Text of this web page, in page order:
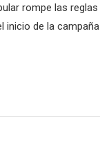
rompe las reglas
inicio de la campaña